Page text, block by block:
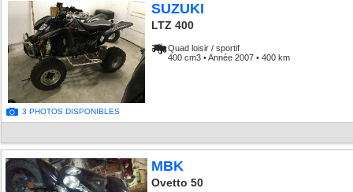
3 PHOTOS DISPONIBLES
SUZUKI
LTZ 400
Quad loisir / sportif
400 cm3 • Année 2007 • 400 km
MBK
Ovetto 50